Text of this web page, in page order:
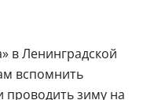
в Ленинградской
вспомнить
проводить зиму на